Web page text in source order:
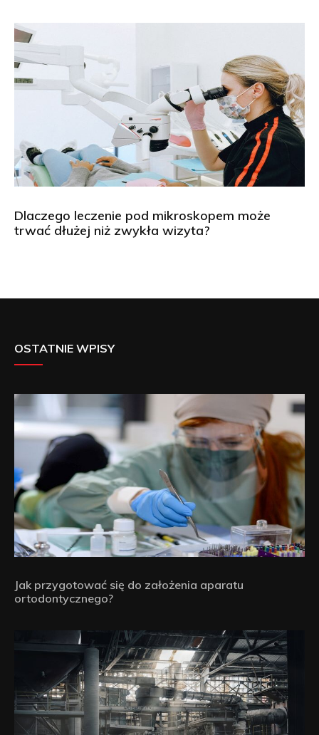
Dlaczego leczenie pod mikroskopem może
trwać dłużej niż zwykła wizyta?
OSTATNIE WPISY
Jak przygotować się do założenia aparatu
ortodontycznego?